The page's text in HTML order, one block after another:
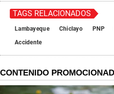
TAGS RELACIONADOS
Lambayeque Chiclayo PNP
Accidente